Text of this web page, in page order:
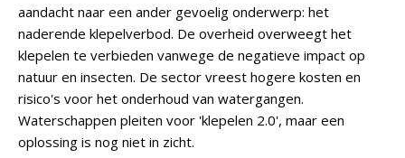
aandacht naar een ander gevoelig onderwerp: het
naderende klepelverbod. De overheid overweegt het
klepelen te verbieden vanwege de negatieve impact op
natuur en insecten. De sector vreest hogere kosten en
risico's voor het onderhoud van watergangen.
Waterschappen pleiten voor 'klepelen 2.0', maar een
oplossing is nog niet in zicht.